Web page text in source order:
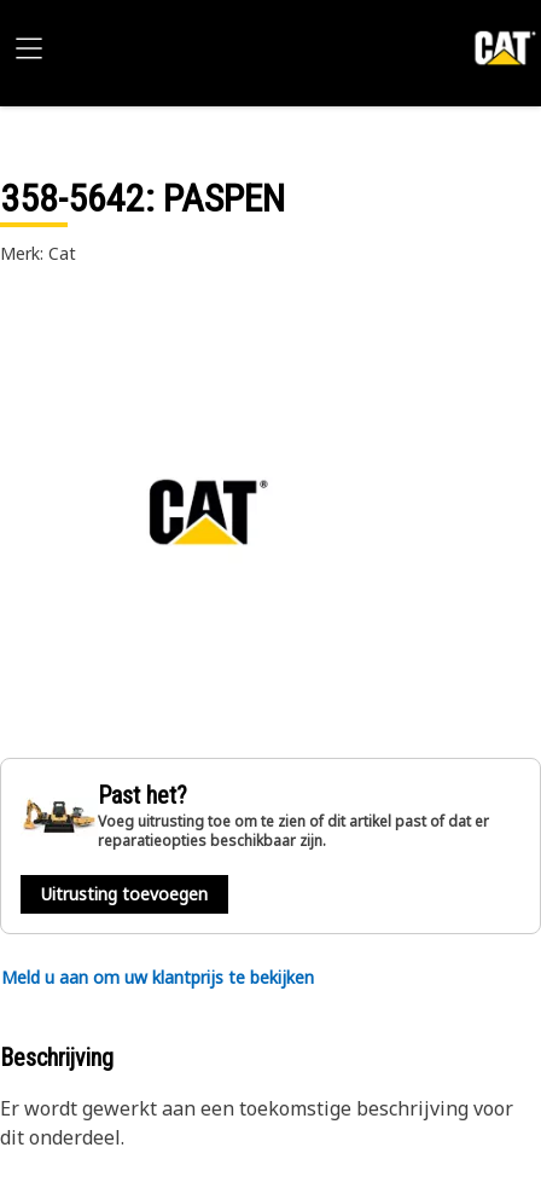
358-5642: PASPEN
Merk: Cat
Past het?
Voeg uitrusting toe om te zien of dit artikel past of dat er
reparatieopties beschikbaar zijn.
Uitrusting toevoegen
Meld u aan om uw klantprijs te bekijken
Beschrijving
Er wordt gewerkt aan een toekomstige beschrijving voor
dit onderdeel.